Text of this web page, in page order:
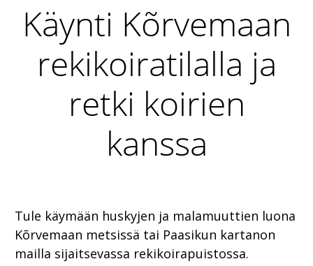
Käynti Kõrvemaan
rekikoiratilalla ja
retki koirien
kanssa
Tule käymään huskyjen ja malamuuttien luona
Kõrvemaan metsissä tai Paasikun kartanon
mailla sijaitsevassa rekikoirapuistossa.